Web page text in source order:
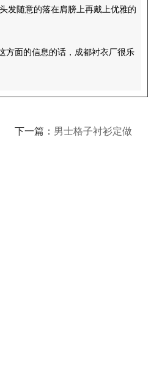
发随意的落在肩膀上再戴上优雅的
方面的信息的话，成都衬衣厂很乐
下一篇： 男士格子衬衫定做